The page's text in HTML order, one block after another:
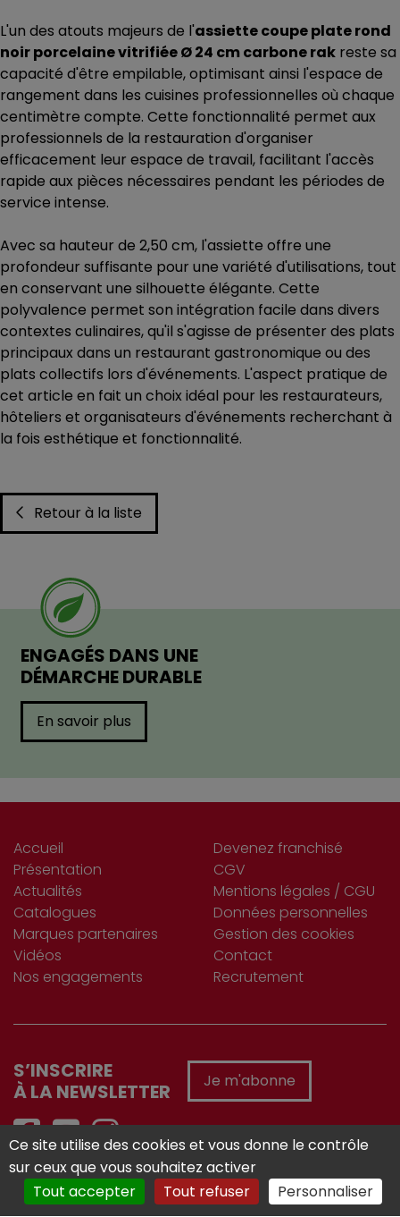
L'un des atouts majeurs de l'assiette coupe plate rond
noir porcelaine vitrifiée Ø 24 cm carbone rak reste sa
capacité d'être empilable, optimisant ainsi l'espace de
rangement dans les cuisines professionnelles où chaque
centimètre compte. Cette fonctionnalité permet aux
professionnels de la restauration d'organiser
efficacement leur espace de travail, facilitant l'accès
rapide aux pièces nécessaires pendant les périodes de
service intense.
Avec sa hauteur de 2,50 cm, l'assiette offre une
profondeur suffisante pour une variété d'utilisations, tout
en conservant une silhouette élégante. Cette
polyvalence permet son intégration facile dans divers
contextes culinaires, qu'il s'agisse de présenter des plats
principaux dans un restaurant gastronomique ou des
plats collectifs lors d'événements. L'aspect pratique de
cet article en fait un choix idéal pour les restaurateurs,
hôteliers et organisateurs d'événements recherchant à
la fois esthétique et fonctionnalité.
Retour à la liste
ENGAGÉS DANS UNE
DÉMARCHE DURABLE
En savoir plus
Accueil
Présentation
Actualités
Catalogues
Marques partenaires
Vidéos
Nos engagements
Devenez franchisé
CGV
Mentions légales / CGU
Données personnelles
Gestion des cookies
Contact
Recrutement
S’INSCRIRE
À LA NEWSLETTER
Je m'abonne
Réalisé avec :
Ce site utilise des cookies et vous donne le contrôle
sur ceux que vous souhaitez activer
Tout accepter
Tout refuser Personnaliser